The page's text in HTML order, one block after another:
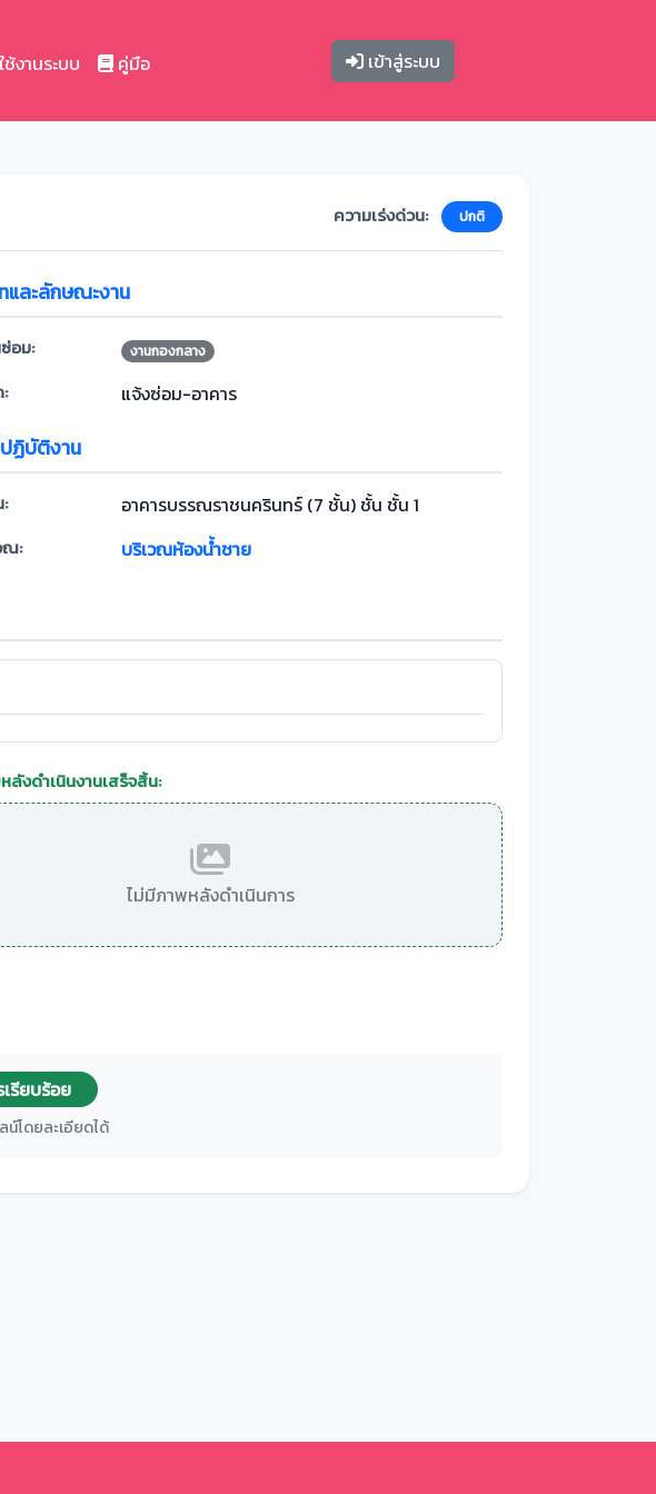
งานระบบ คู่มือ เข้าสู่ระบบ
ความเร่งด่วน: ปกติ
และลักษณะงาน
อม: งานกองกลาง
แจ้งซ่อม-อาคาร
ฏิบัติงาน
อาคารบรรณราชนครินทร์ (7 ชั้น) ชั้น ชั้น 1
ณ: บริเวณห้องน้ำชาย
ลังดำเนินงานเสร็จสิ้น:
ไม่มีภาพหลังดำเนินการ
รียบร้อย
โดยละเอียดได้